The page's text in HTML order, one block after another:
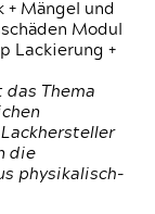
+ Mängel und
Modul
Lackierung +
Thema
die
physikalisch-